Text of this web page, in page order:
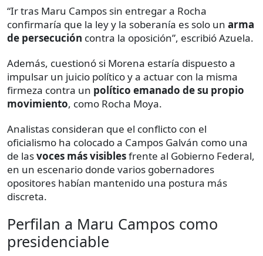
“Ir tras Maru Campos sin entregar a Rocha
confirmaría que la ley y la soberanía es solo un arma
de persecución contra la oposición”, escribió Azuela.
Además, cuestionó si Morena estaría dispuesto a
impulsar un juicio político y a actuar con la misma
firmeza contra un político emanado de su propio
movimiento, como Rocha Moya.
Analistas consideran que el conflicto con el
oficialismo ha colocado a Campos Galván como una
de lasvoces más visiblesfrente al Gobierno Federal,
en un escenario donde varios gobernadores
opositores habían mantenido una postura más
discreta.
Perfilan a Maru Campos como
presidenciable